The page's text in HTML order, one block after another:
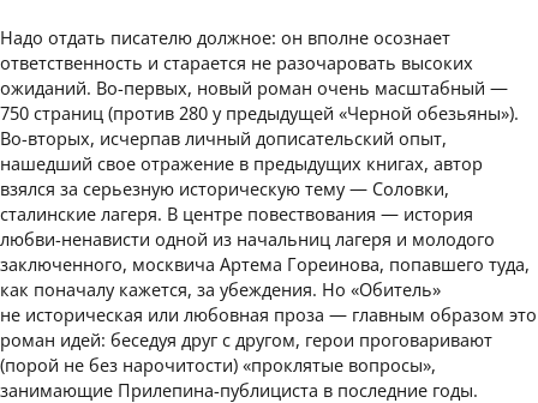
Надо отдать писателю должное: он вполне осознает
ответственность и старается не разочаровать высоких
ожиданий. Во-первых, новый роман очень масштабный —
750 страниц (против 280 у предыдущей «Черной обезьяны»).
Во-вторых, исчерпав личный дописательский опыт,
нашедший свое отражение в предыдущих книгах, автор
взялся за серьезную историческую тему — Соловки,
сталинские лагеря. В центре повествования — история
любви-ненависти одной из начальниц лагеря и молодого
заключенного, москвича Артема Гореинова, попавшего туда,
как поначалу кажется, за убеждения. Но «Обитель»
не историческая или любовная проза — главным образом это
роман идей: беседуя друг с другом, герои проговаривают
(порой не без нарочитости) «проклятые вопросы»,
занимающие Прилепина-публициста в последние годы.